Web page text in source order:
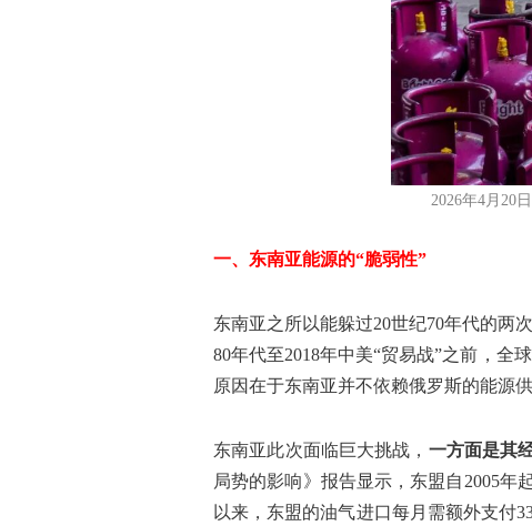
2026年4月20
一、东南亚能源的“脆弱性”
东南亚之所以能躲过20世纪70年代的两
80年代至2018年中美“贸易战”之前，全
原因在于东南亚并不依赖俄罗斯的能源供
东南亚此次面临巨大挑战， 一方面是其
局势的影响》报告显示，东盟自2005年
以来，东盟的油气进口每月需额外支付